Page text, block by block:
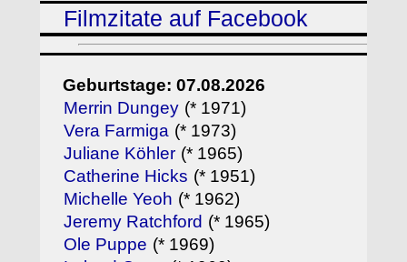
Filmzitate auf Facebook
Geburtstage: 07.08.2026
Merrin Dungey (* 1971)
Vera Farmiga (* 1973)
Juliane Köhler (* 1965)
Catherine Hicks (* 1951)
Michelle Yeoh (* 1962)
Jeremy Ratchford (* 1965)
Ole Puppe (* 1969)